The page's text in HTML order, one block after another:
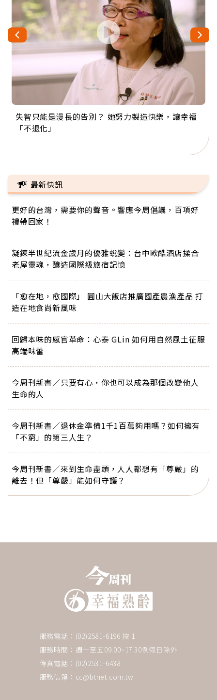
失智只能是漫長的告別？ 她努力製造快樂，讓幸福
「不退化」
來自剛果的巧克力神父 為台灣奉獻36年 「台灣是我
的家，我連作夢都講台語！」
63歲卸矽谷副總、搬回台灣找快樂！「蛋黃哥小
丑」走進安養院，逗樂上萬爺奶：退休後才開始真
104歲打破金氏世界紀錄 成為全球最年長羽球選
手，分享長壽的秘密原來是「這個」
事業巔峰他選擇追夢…黑手阿伯拉小提琴還登上小
巨蛋！連CNN都大讚！
最新快訊
更好的台灣，需要你的聲音。響應今周倡議，百項好
禮帶回家！
凝鍊半世紀流金歲月的優雅蛻變：台中歐酷酒店揉合
老屋靈魂，釀造國際級旅宿記憶
「愈在地，愈國際」 圓山大飯店推廣國產農漁產品 打
造在地食尚新風味
回歸本味的感官革命：心泰 GLin 如何用自然風土征服
高端味蕾
今周刊新書／只要有心，你也可以成為那個改變他人
生命的人
今周刊新書／退休金準備1千1百萬夠用嗎？如何擁有
「不窮」的第三人生？
今周刊新書／來到生命盡頭，人人都想有「尊嚴」的
離去！但「尊嚴」能如何守護？
服務電話：(02)2581-6196 按 1
服務時間：週一至五09:00~17:30例假日除外
傳真電話：(02)2531-6438
服務信箱： cc@btnet.com.tw